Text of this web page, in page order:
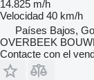
14.825 m/h
Velocidad 40 km/h
Países Bajos,
OVERBEEK
Contacte con el